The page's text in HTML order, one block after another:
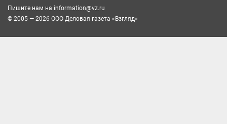
Пишите нам на information@vz.ru
© 2005 — 2026 ООО Деловая газета «Взгляд»